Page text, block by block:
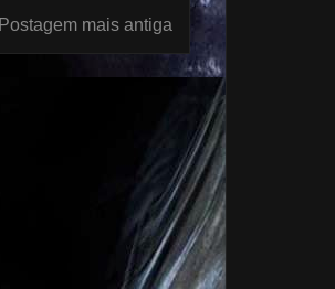
Postagem mais antiga